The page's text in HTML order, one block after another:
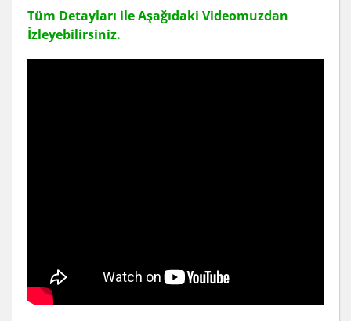
Tüm Detayları ile Aşağıdaki Videomuzdan
İzleyebilirsiniz.